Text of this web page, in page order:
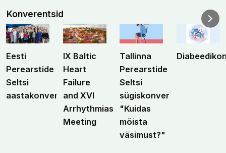
Konverentsid
Eesti
Perearstide
Seltsi
aastakonverents
IX Baltic
Heart
Failure
and XVI
Arrhythmias
Meeting
Tallinna
Perearstide
Seltsi
sügiskonverents
"Kuidas
mõista
väsimust?"